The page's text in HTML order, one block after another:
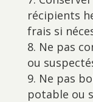
récipients
frais si
Ne pas
ou
Ne pas
potable ou